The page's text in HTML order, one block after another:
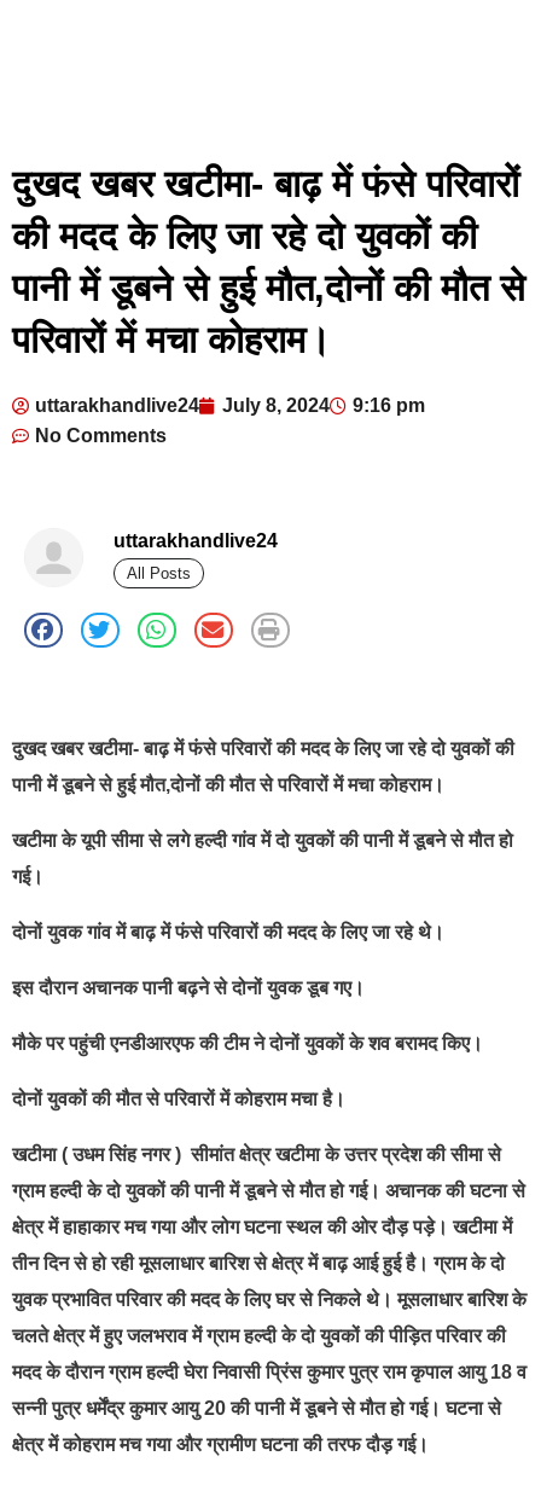
दुखद खबर खटीमा- बाढ़ में फंसे परिवारों
की मदद के लिए जा रहे दो युवकों की
पानी में डूबने से हुई मौत,दोनों की मौत से
परिवारों में मचा कोहराम।
uttarakhandlive24 July 8, 2024
9:16 pm
No Comments
uttarakhandlive24
All Posts
दुखद खबर खटीमा- बाढ़ में फंसे परिवारों की मदद के लिए जा रहे दो युवकों की
पानी में डूबने से हुई मौत,दोनों की मौत से परिवारों में मचा कोहराम।
खटीमा के यूपी सीमा से लगे हल्दी गांव में दो युवकों की पानी में डूबने से मौत हो
गई।
दोनों युवक गांव में बाढ़ में फंसे परिवारों की मदद के लिए जा रहे थे।
इस दौरान अचानक पानी बढ़ने से दोनों युवक डूब गए।
मौके पर पहुंची एनडीआरएफ की टीम ने दोनों युवकों के शव बरामद किए।
दोनों युवकों की मौत से परिवारों में कोहराम मचा है।
खटीमा ( उधम सिंह नगर ) सीमांत क्षेत्र खटीमा के उत्तर प्रदेश की सीमा से
ग्राम हल्दी के दो युवकों की पानी में डूबने से मौत हो गई। अचानक की घटना से
क्षेत्र में हाहाकार मच गया और लोग घटना स्थल की ओर दौड़ पड़े। खटीमा में
तीन दिन से हो रही मूसलाधार बारिश से क्षेत्र में बाढ़ आई हुई है। ग्राम के दो
युवक प्रभावित परिवार की मदद के लिए घर से निकले थे। मूसलाधार बारिश के
चलते क्षेत्र में हुए जलभराव में ग्राम हल्दी के दो युवकों की पीड़ित परिवार की
मदद के दौरान ग्राम हल्दी घेरा निवासी प्रिंस कुमार पुत्र राम कृपाल आयु 18 व
सन्नी पुत्र धर्मेंद्र कुमार आयु 20 की पानी में डूबने से मौत हो गई। घटना से
क्षेत्र में कोहराम मच गया और ग्रामीण घटना की तरफ दौड़ गई।